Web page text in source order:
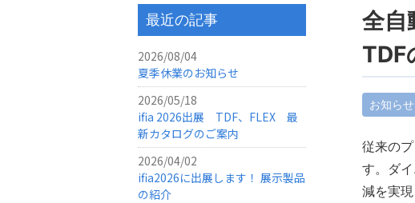
全自
TDF
お知らせ
従来の
す。ダ
減を実現
最近の記事
2026/08/04
夏季休業のお知らせ
2026/05/18
ifia 2026出展 TDF、FLEX 最
新カタログのご案内
2026/04/02
ifia2026に出展します！ 展示製品
の紹介